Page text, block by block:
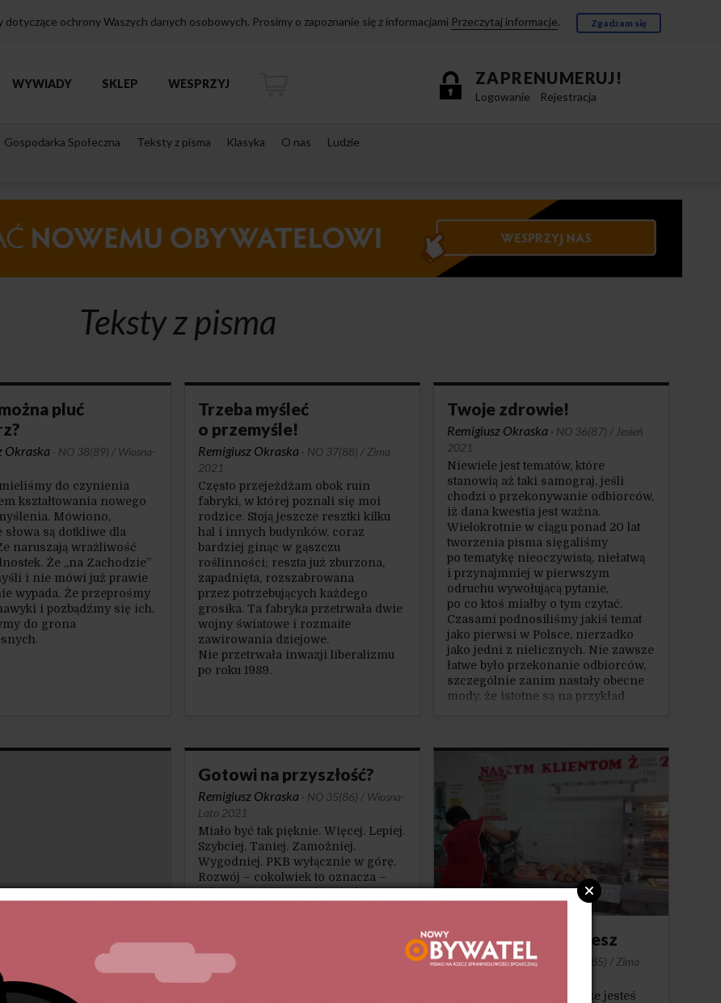
ochrony Waszych danych osobowych. Prosimy o zapoznanie się z informacjami Przeczytaj informacje. Zgadzam się
ZAPRENUMERUJ!
Logowanie Rejestracja
WYWIADY SKLEP WESPRZYJ
Gospodarka Społeczna Teksty z pisma Klasyka O nas
Ludzie
Teksty z pisma
pluć
Okraska · NO 38(89) / Wiosna-
do czynienia
kształtowania nowego
Mówiono,
słowa są dotkliwe dla
naruszają wrażliwość
Że „na Zachodzie”
i nie mówi już prawie
wypada. Że przeprośmy
i pozbądźmy się ich,
do grona
Trzeba myśleć
o przemyśle!
Remigiusz Okraska · NO 37(88) / Zima
2021
Często przejeżdżam obok ruin
fabryki, w której poznali się moi
rodzice. Stoją jeszcze resztki kilku
hal i innych budynków, coraz
bardziej ginąc w gąszczu
roślinności; reszta już zburzona,
zapadnięta, rozszabrowana
przez potrzebujących każdego
grosika. Ta fabryka przetrwała dwie
wojny światowe i rozmaite
zawirowania dziejowe.
Nie przetrwała inwazji liberalizmu
po roku 1989.
Twoje zdrowie!
Remigiusz Okraska · NO 36(87) / Jesień
2021
Niewiele jest tematów, które
stanowią aż taki samograj, jeśli
chodzi o przekonywanie odbiorców,
iż dana kwestia jest ważna.
Wielokrotnie w ciągu ponad 20 lat
tworzenia pisma sięgaliśmy
po tematykę nieoczywistą, niełatwą
i przynajmniej w pierwszym
odruchu wywołującą pytanie,
po co ktoś miałby o tym czytać.
Czasami podnosiliśmy jakiś temat
jako pierwsi w Polsce, nierzadko
jako jedni z nielicznych. Nie zawsze
łatwe było przekonanie odbiorców,
szczególnie zanim nastały obecne
mody, że istotne są na przykład
balcerowiczowska. Co innego
zdrowie i jego ochrona.
pracy
·NO 35(86) / Wiosna-Lato
Gotowi na przyszłość?
Remigiusz Okraska · NO 35(86) / Wiosna-
Lato 2021
Miało być tak pięknie. Więcej. Lepiej.
Szybciej. Taniej. Zamożniej.
Wygodniej. PKB wyłącznie w górę.
Rozwój – cokolwiek to oznacza –
też. Zawsze do przodu. Nigdy
Nie jesteś tym, co jesz
Remigiusz Okraska
NO 34(85) / Zima
Popularny slogan mówi, że jesteś